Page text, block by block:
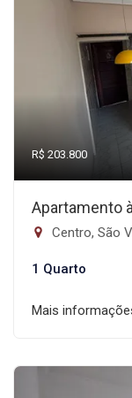
R$ 203.800
Apartamento
Centro, São
1 Quarto
Mais